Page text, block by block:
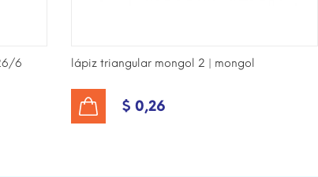
6
lápiz triangular mongol 2 | mongol
$ 0,26